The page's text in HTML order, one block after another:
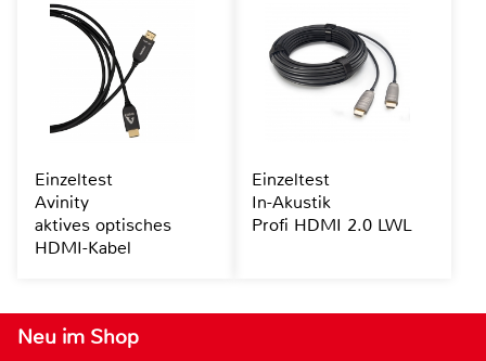
Neu im Shop
Einzeltest
Avinity
aktives optisches
HDMI-Kabel
Einzeltest
In-Akustik
Profi HDMI 2.0 LWL